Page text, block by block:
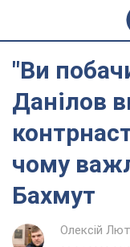
"Ви
Данілов
чому
Бахмут
Олексій